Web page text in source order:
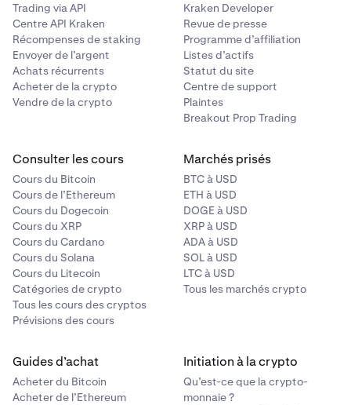
Trading via API
Centre API Kraken
Récompenses de staking
Envoyer de l’argent
Achats récurrents
Acheter de la crypto
Vendre de la crypto
Kraken Developer
Revue de presse
Programme d’affiliation
Listes d’actifs
Statut du site
Centre de support
Plaintes
Breakout Prop Trading
Consulter les cours
Cours du Bitcoin
Cours de l’Ethereum
Cours du Dogecoin
Cours du XRP
Cours du Cardano
Cours du Solana
Cours du Litecoin
Catégories de crypto
Tous les cours des cryptos
Prévisions des cours
Marchés prisés
BTC à USD
ETH à USD
DOGE à USD
XRP à USD
ADA à USD
SOL à USD
LTC à USD
Tous les marchés crypto
Guides d’achat
Acheter du Bitcoin
Acheter de l’Ethereum
Initiation à la crypto
Qu’est-ce que la crypto-
monnaie ?